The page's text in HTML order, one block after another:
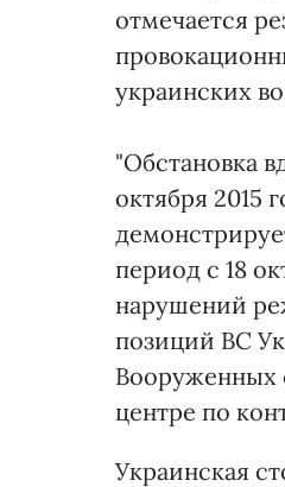
отмечается
украинских
"Обстановка
октября 2015
период с 18
нарушений
позиций ВС
Вооруженных
центре по
Украинская